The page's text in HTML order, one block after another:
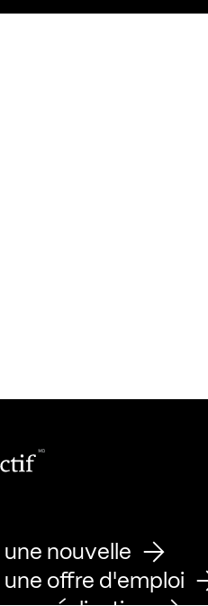
nouvelle
offre d'emploi